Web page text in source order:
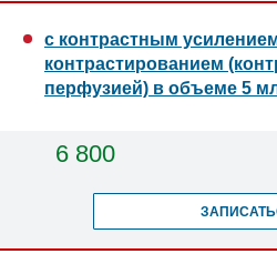
с контрастным
контрастированием
перфузией) в объеме 5
6 800